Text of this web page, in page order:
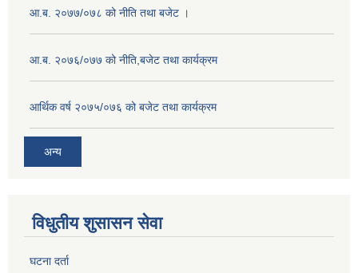
आ.ब. २०७७/०७८ को नीति तथा बजेट ।
आ.ब. २०७६/०७७ को नीति,बजेट तथा कार्यक्रम
आर्थिक वर्ष २०७५/०७६ को बजेट तथा कार्यक्रम
अन्य
विधुतीय शुसासन सेवा
घटना दर्ता